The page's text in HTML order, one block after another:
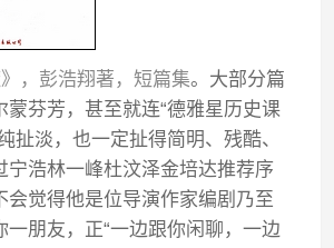
，彭浩翔著，短篇集。大部分篇
蒙芬芳，甚至就连“德雅星历史课
扯淡，也一定扯得简明、残酷、
宁浩林一峰杜汶泽金培达推荐序
会觉得他是位导演作家编剧乃至
一朋友，正“一边跟你闲聊，一边